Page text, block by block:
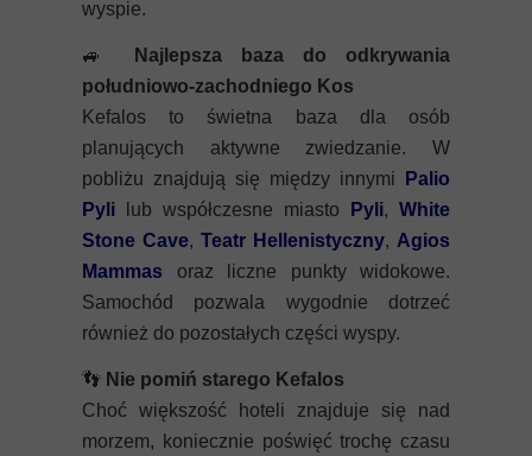
wyspie.
🚙
Najlepsza baza do odkrywania
południowo-zachodniego Kos
Kefalos to świetna baza dla osób
planujących aktywne zwiedzanie. W
pobliżu znajdują się między innymi
Palio
Pyli
lub współczesne miasto Pyli, White
Stone Cave, Teatr Hellenistyczny, Agios
Mammas oraz liczne punkty widokowe.
Samochód pozwala wygodnie dotrzeć
również do pozostałych części wyspy.
👣 Nie pomiń starego Kefalos
Choć większość hoteli znajduje się nad
morzem, koniecznie poświęć trochę czasu